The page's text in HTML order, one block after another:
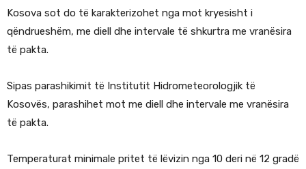
Kosova sot do të karakterizohet nga mot kryesisht i
qëndrueshëm, me diell dhe intervale të shkurtra me vranësira
të pakta.
Sipas parashikimit të Institutit Hidrometeorologjik të
Kosovës, parashihet mot me diell dhe intervale me vranësira
të pakta.
Temperaturat minimale pritet të lëvizin nga 10 deri në 12 gradë